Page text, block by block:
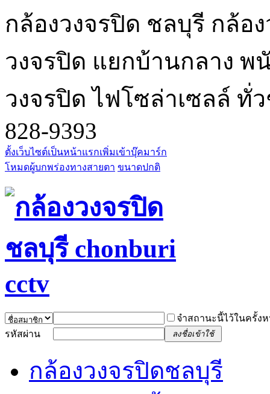
กล้องวงจรปิด ชลบุรี กล้อ
วงจรปิด แยกบ้านกลาง
วงจรปิด ไฟโซล่าเซลล์ ทั่
828-9393
ตั้งเว็บไซต์เป็นหน้าแรกเพิ่มเข้าบุ๊คมาร์ก
โหมดผู้บกพร่องทางสายตา ขนาดปกติ
จำสถานะนี้ไว้ในครั้ง
รหัสผ่าน
ลงชื่อเข้าใช้
กล้องวงจรปิดชลบุรี